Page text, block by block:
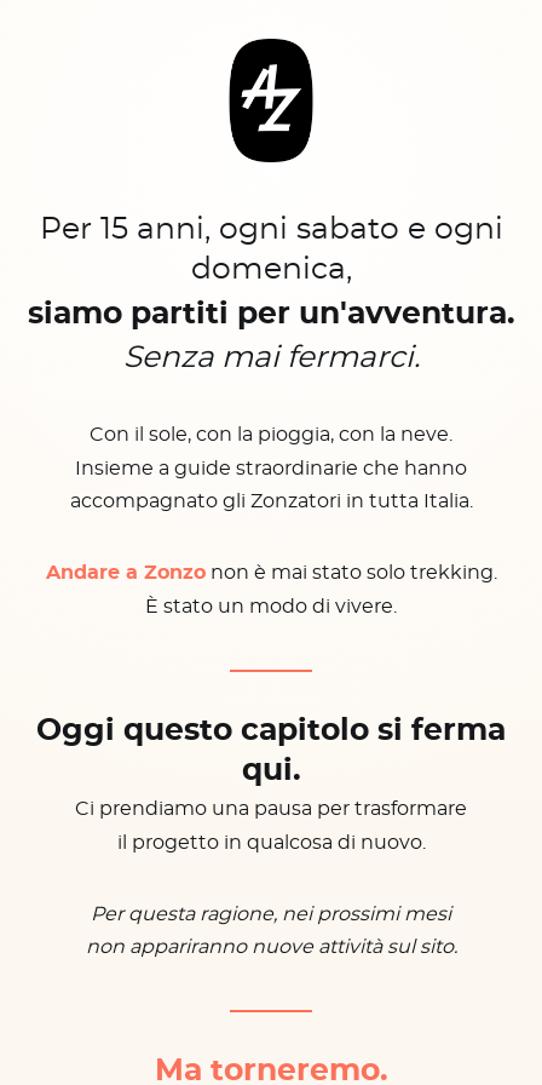
Per 15 anni, ogni sabato e ogni
domenica,
siamo partiti per un'avventura.
Senza mai fermarci.
Con il sole, con la pioggia, con la neve.
Insieme a guide straordinarie che hanno
accompagnato gli Zonzatori in tutta Italia.
Andare a Zonzonon è mai stato solo trekking.
È stato un modo di vivere.
Oggi questo capitolo si ferma
qui.
Ci prendiamo una pausa per trasformare
il progetto in qualcosa di nuovo.
Per questa ragione, nei prossimi mesi
non appariranno nuove attività sul sito.
Ma torneremo.